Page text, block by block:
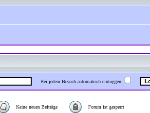
Bei jedem Besuch automatisch einloggen
Keine neuen Beiträge Forum ist gesperrt